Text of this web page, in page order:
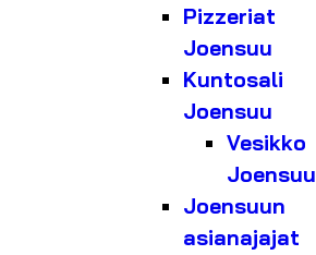
Pizzeriat
Joensuu
Kuntosali
Joensuu
Vesikko
Joensuu
Joensuun
asianajajat